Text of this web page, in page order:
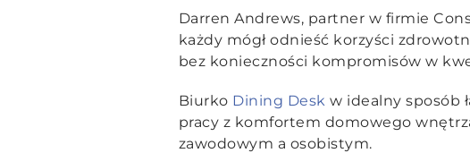
Darren Andrews, partner w firmie
każdy mógł odnieść korzyści
bez konieczności kompromisów w
Biurko Dining Desk w idealny sposób
pracy z komfortem domowego
zawodowym a osobistym.